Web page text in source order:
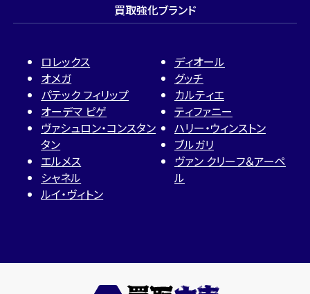
買取強化ブランド
ロレックス
オメガ
パテック フィリップ
オーデマ ピゲ
ヴァシュロン・コンスタン
タン
エルメス
シャネル
ルイ・ヴィトン
ディオール
グッチ
カルティエ
ティファニー
ハリー・ウィンストン
ブルガリ
ヴァン クリーフ＆アーペ
ル